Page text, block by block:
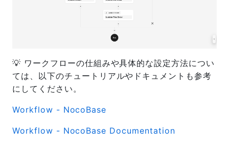
💡 ワークフローの仕組みや具体的な設定方法につい
ては、以下のチュートリアルやドキュメントも参考
にしてください。
Workflow - NocoBase
Workflow - NocoBase Documentation